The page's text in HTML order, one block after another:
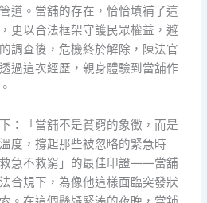
道。當舖的存在，恰恰填補了這
更以合法框架守護民眾權益，避
調查後，危機終於解除，陳法官
過這次經歷，親身體驗到當舖作
：「當舖不是貧窮的象徵，而是
度，撐起那些被忽略的緊急時
急不救窮」的最佳印證——當舖
合規下，為像他這樣面臨突發狀